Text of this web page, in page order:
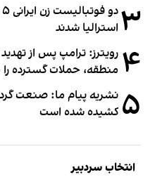
۳ استرالیا شدند
۴ رویترز: ترامپ پس از
منطقه، حملات گسترده
۵ نشریه پیام ما: صنعت
کشیده شده است
انتخاب سردبیر